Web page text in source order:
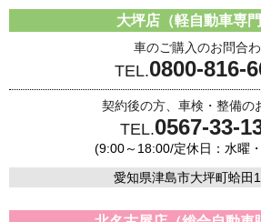
大坪店（軽自動車専門
車のご購入のお問合
TEL.0800-816-
契約後の方、車検・整備の
TEL.0567-33-
(9:00～18:00/定休日：水曜
愛知県津島市大坪町蛤田